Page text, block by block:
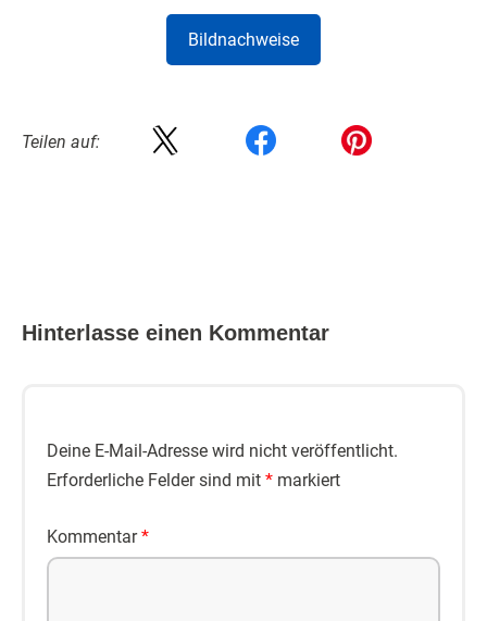
Bildnachweise
Teilen auf:
Hinterlasse einen Kommentar
Deine E-Mail-Adresse wird nicht veröffentlicht.
Erforderliche Felder sind mit * markiert
Kommentar*